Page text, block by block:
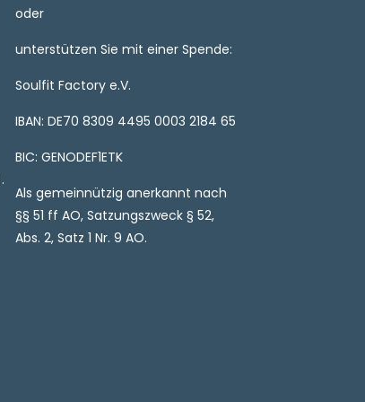
oder
unterstützen Sie mit einer Spende:
Soulfit Factory e.V.
IBAN: DE70 8309 4495 0003 2184 65
BIC: GENODEF1ETK
Als gemeinnützig anerkannt nach
§§ 51 ff AO, Satzungszweck § 52,
Abs. 2, Satz 1 Nr. 9 AO.